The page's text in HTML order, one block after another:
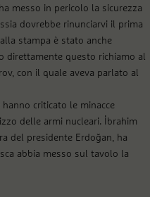
messo in pericolo la sicurezza
dovrebbe rinunciarvi il prima
stampa è stato anche
direttamente questo richiamo al
con il quale aveva parlato al
hanno criticato le minacce
delle armi nucleari. İbrahim
del presidente Erdoğan, ha
abbia messo sul tavolo la